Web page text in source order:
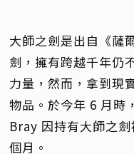
大師之劍是出自《薩
劍，擁有跨越千年仍
力量，然而，拿到現
物品。於今年 6 月
Bray 因持有大師之
個月。